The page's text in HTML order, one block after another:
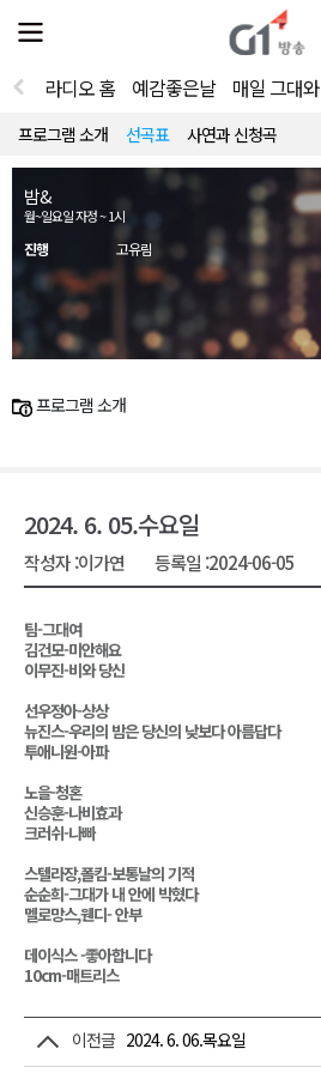
전
체
뉴
열
라디오 홈 예감좋은날 매일 그대와
프로그램 소개 선곡표 사연과 신청곡
밤&
월~일요일 자정 ~ 1시
진행 고유림
프로그램 소개
2024. 6. 05.수요일
작성자 :이가연 등록일 :2024-06-05
팀-그대여
김건모-미안해요
이무진-비와 당신
선우정아-상상
뉴진스-우리의 밤은 당신의 낮보다 아름답다
투애니원-아파
노을-청혼
신승훈-나비효과
크러쉬-나빠
스텔라장,폴킴-보통날의 기적
순순희-그대가 내 안에 박혔다
멜로망스,웬디- 안부
데이식스 -좋아합니다
10cm-매트리스
이전글 2024. 6. 06.목요일